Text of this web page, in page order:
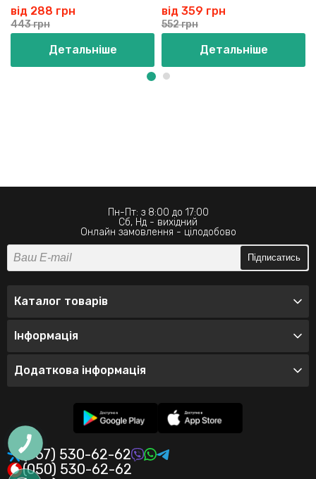
від 288 грн
443 грн
Детальніше
від 359 грн
552 грн
Детальніше
Пн-Пт: з 8:00 до 17:00
Сб, Нд - вихідний
Онлайн замовлення - цілодобово
Підписатись
Каталог товарів
Інформація
Додаткова інформація
(067) 530-62-62
(050) 530-62-62